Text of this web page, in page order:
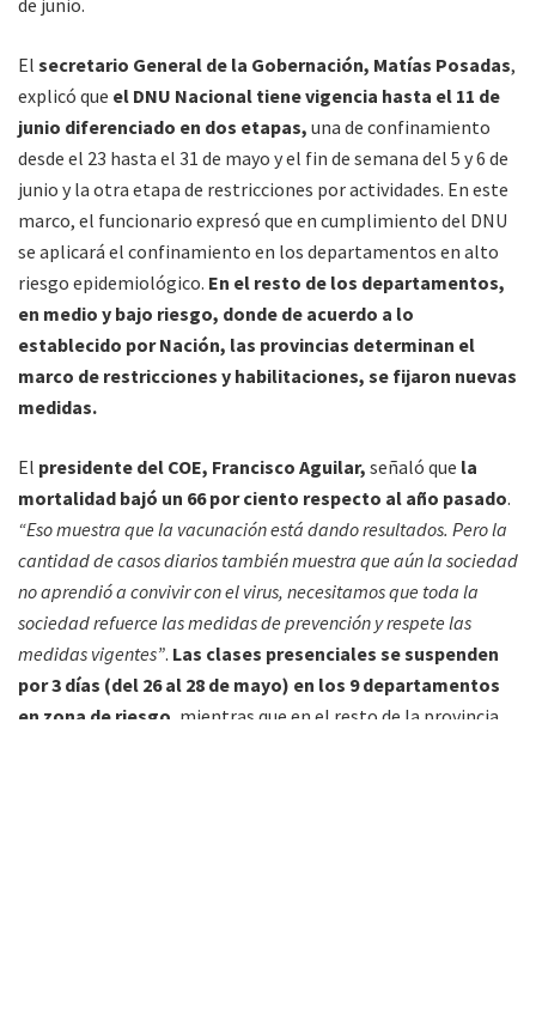
de junio.
El secretario General de la Gobernación, Matías Posadas,
explicó que el DNU Nacional tiene vigencia hasta el 11 de
junio diferenciado en dos etapas, una de confinamiento
desde el 23 hasta el 31 de mayo y el fin de semana del 5 y 6 de
junio y la otra etapa de restricciones por actividades. En este
marco, el funcionario expresó que en cumplimiento del DNU
se aplicará el confinamiento en los departamentos en alto
riesgo epidemiológico. En el resto de los departamentos,
en medio y bajo riesgo, donde de acuerdo a lo
establecido por Nación, las provincias determinan el
marco de restricciones y habilitaciones, se fijaron nuevas
medidas.
El presidente del COE, Francisco Aguilar, señaló que la
mortalidad bajó un 66 por ciento respecto al año pasado.
“Eso muestra que la vacunación está dando resultados. Pero la
cantidad de casos diarios también muestra que aún la sociedad
no aprendió a convivir con el virus, necesitamos que toda la
sociedad refuerce las medidas de prevención y respete las
medidas vigentes”. Las clases presenciales se suspenden
por 3 días (del 26 al 28 de mayo) en los 9 departamentos
en zona de riesgo , mientras que en el resto de la provincia